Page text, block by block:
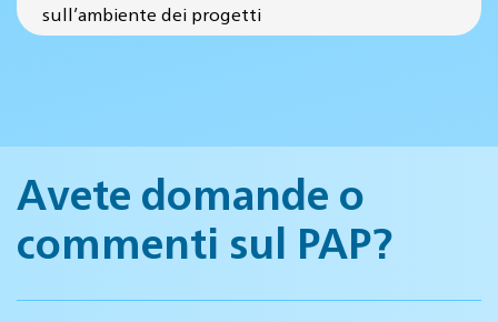
sull’ambiente dei progetti
Avete domande o
commenti sul PAP?